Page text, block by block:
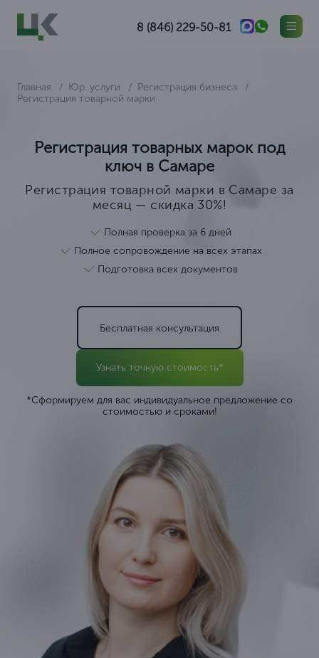
8 (846) 229-50-81
Главная Юр. услуги
Регистрация бизнеса
Регистрация товарной марки
Регистрация товарных марок под
ключ в Самаре
Регистрация товарной марки в Самаре за
месяц — скидка 30%!
Полная проверка за 6 дней
Полное сопровождение на всех этапах
Подготовка всех документов
Бесплатная консультация
Узнать точную стоимость*
*Сформируем для вас индивидуальное предложение со
стоимостью и сроками!